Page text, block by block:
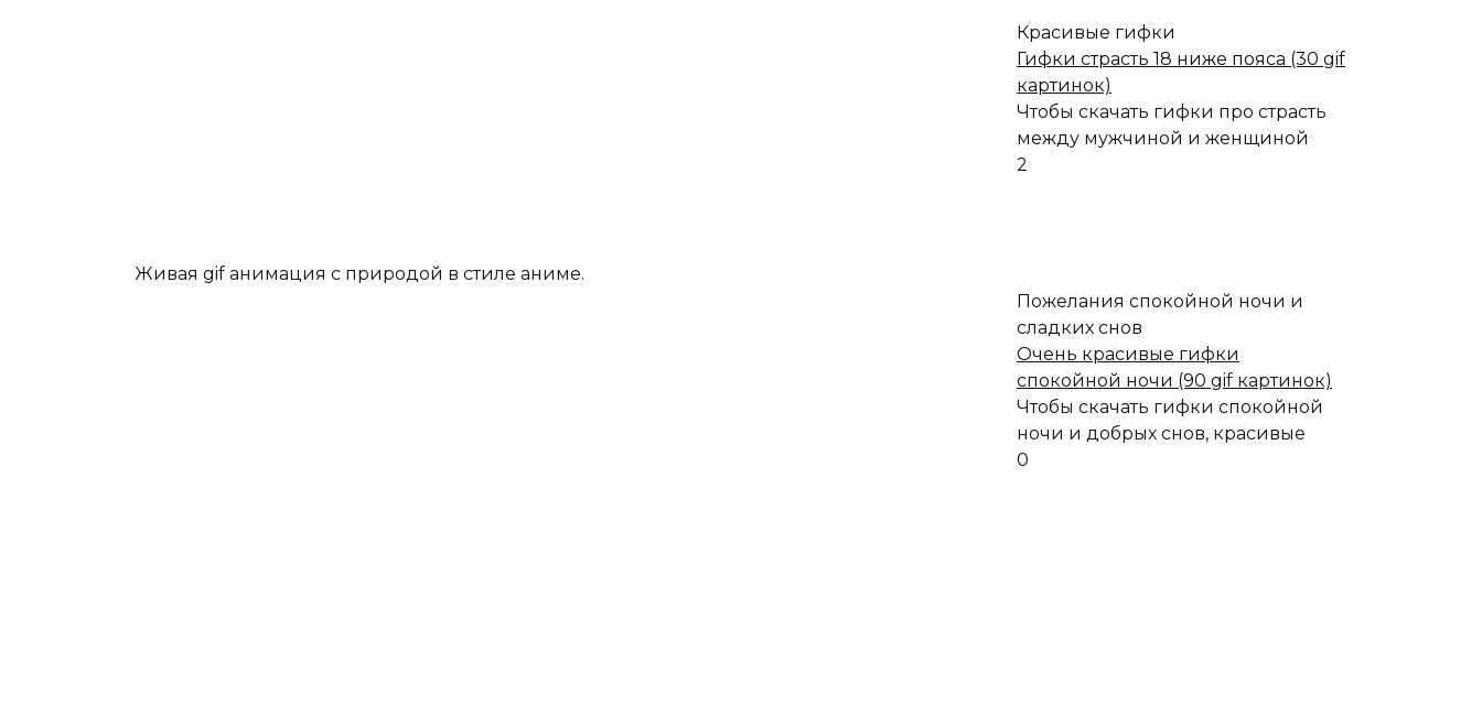
Живая gif анимация с природой в стиле аниме.
Красивые гифки
Гифки страсть 18 ниже пояса (30 gif
картинок)
Чтобы скачать гифки про страсть
между мужчиной и женщиной
2
Пожелания спокойной ночи и
сладких снов
Очень красивые гифки
спокойной ночи (90 gif картинок)
Чтобы скачать гифки спокойной
ночи и добрых снов, красивые
0